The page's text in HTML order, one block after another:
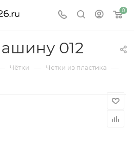
0
012
Чётки — Четки из пластика —